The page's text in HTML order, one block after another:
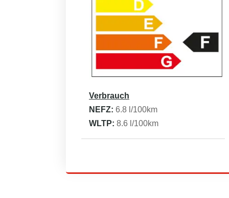
Verbrauch
NEFZ: 6.8 l/100km
WLTP: 8.6 l/100km